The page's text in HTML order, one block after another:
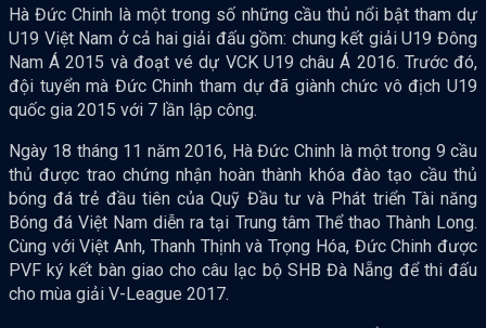
Hà Đức Chinh là một trong số những cầu thủ nổi bật tham dự
U19 Việt Nam ở cả hai giải đấu gồm: chung kết giải U19 Đông
Nam Á 2015 và đoạt vé dự VCK U19 châu Á 2016. Trước đó,
đội tuyển mà Đức Chinh tham dự đã giành chức vô địch U19
quốc gia 2015 với 7 lần lập công.
Ngày 18 tháng 11 năm 2016, Hà Đức Chinh là một trong 9 cầu
thủ được trao chứng nhận hoàn thành khóa đào tạo cầu thủ
bóng đá trẻ đầu tiên của Quỹ Đầu tư và Phát triển Tài năng
Bóng đá Việt Nam diễn ra tại Trung tâm Thể thao Thành Long.
Cùng với Việt Anh, Thanh Thịnh và Trọng Hóa, Đức Chinh được
PVF ký kết bàn giao cho câu lạc bộ SHB Đà Nẵng để thi đấu
cho mùa giải V-League 2017.